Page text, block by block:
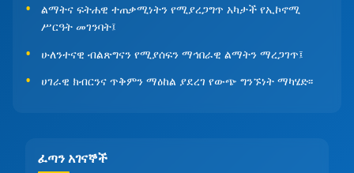
ልማትና ፍትሐዊ ተጠቃሚነትን የሚያረጋግጥ አካታች የኢኮኖሚ
ሥርዓት መገንባት፤
ሁለንተናዊ ብልጽግናን የሚያሰፍን ማኅበራዊ ልማትን ማረጋገጥ፤
ሀገራዊ ክብርንና ጥቅምን ማዕከል ያደረገ የውጭ ግንኙነት ማካሄድ፡፡
ፈጣን አገናኞች